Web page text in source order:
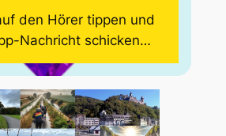
den Hörer tippen und
Nachricht schicken…